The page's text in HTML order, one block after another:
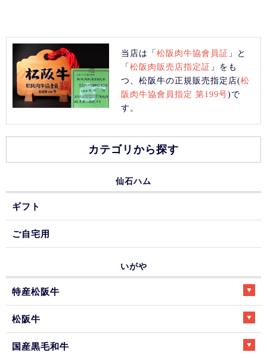
当店は「松阪肉牛協會員証 」と
「松阪肉販売店指定証 」をも
つ、松阪牛の正規販売指定店(松
阪肉牛協會員指定 第199号)で
す。
カテゴリから探す
仙石ハム
ギフト
ご自宅用
いがや
特産松阪牛
松阪牛
国産黒毛和牛